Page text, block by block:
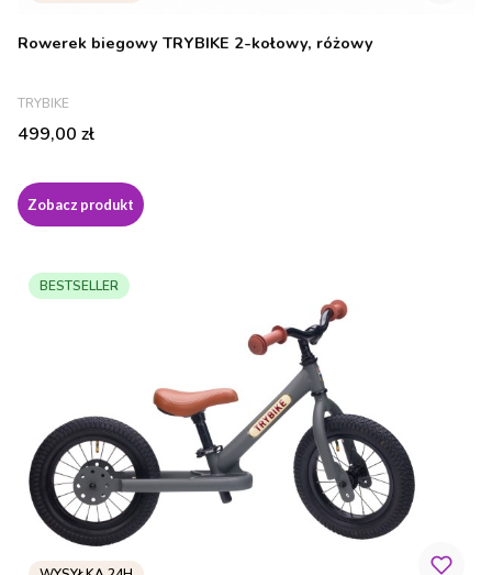
Rowerek biegowy TRYBIKE 2-kołowy, różowy
PRODUCENT
TRYBIKE
Cena
499,00 zł
Zobacz produkt
BESTSELLER